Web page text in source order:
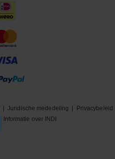
|Juridische mededeling
Privacybeleid
Informatie over INDI